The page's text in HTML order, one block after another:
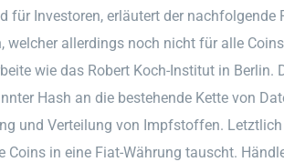
für Investoren, erläutert der nachfolgende
welcher allerdings noch nicht für alle
wie das Robert Koch-Institut in Berlin.
Hash an die bestehende Kette von
und Verteilung von Impfstoffen.
Coins in eine Fiat-Währung tauscht.